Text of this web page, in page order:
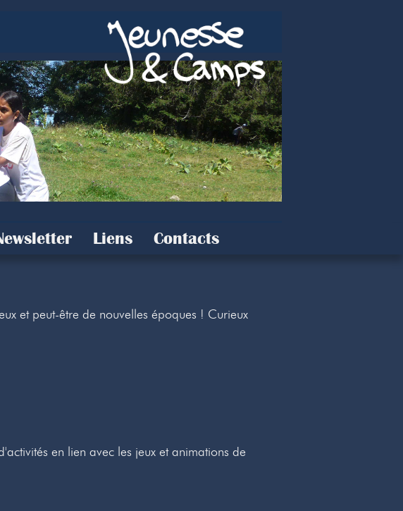
Liens Contacts
et peut-être de nouvelles époques ! Curieux
en lien avec les jeux et animations de